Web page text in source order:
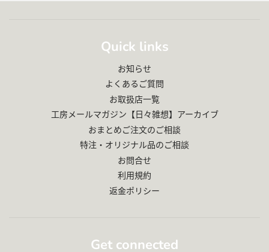
Quick links
お知らせ
よくあるご質問
お取扱店一覧
工房メールマガジン【日々雑想】アーカイブ
おまとめご注文のご相談
特注・オリジナル品のご相談
お問合せ
利用規約
返金ポリシー
Get connected